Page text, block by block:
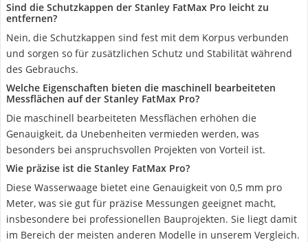
Sind die Schutzkappen der Stanley FatMax Pro leicht zu
entfernen?
Nein, die Schutzkappen sind fest mit dem Korpus verbunden
und sorgen so für zusätzlichen Schutz und Stabilität während
des Gebrauchs.
Welche Eigenschaften bieten die maschinell bearbeiteten
Messflächen auf der Stanley FatMax Pro?
Die maschinell bearbeiteten Messflächen erhöhen die
Genauigkeit, da Unebenheiten vermieden werden, was
besonders bei anspruchsvollen Projekten von Vorteil ist.
Wie präzise ist die Stanley FatMax Pro?
Diese Wasserwaage bietet eine Genauigkeit von 0,5 mm pro
Meter, was sie gut für präzise Messungen geeignet macht,
insbesondere bei professionellen Bauprojekten. Sie liegt damit
im Bereich der meisten anderen Modelle in unserem Vergleich.